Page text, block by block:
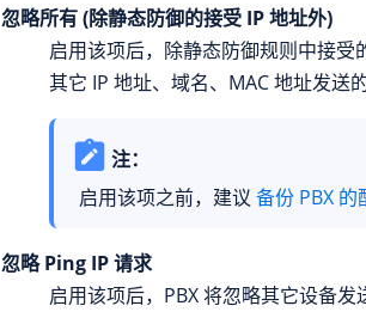
忽略所有 (除静态防御的接受 IP 地址外)
启用该项后，除静态防御规则中接受
其它 IP 地址、域名、MAC 地址发送
注：
启用该项之前，建议 备份 PBX 的
忽略 Ping IP 请求
启用该项后，PBX 将忽略其它设备发